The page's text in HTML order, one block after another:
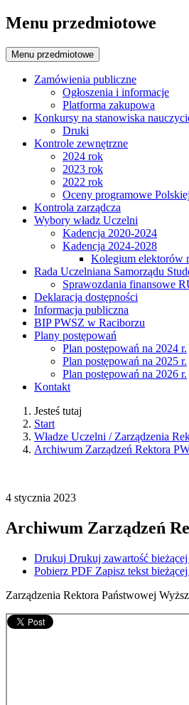
Menu przedmiotowe
Menu przedmiotowe
Zamówienia publiczne
Ogłoszenia i informacje
Platforma zakupowa
Konkursy na stanowiska
Druki
Kontrole zewnętrzne
2024 rok
2023 rok
2022 rok
Oceny programowe
Kontrola zarządcza
Wybory władz Uczelni
Kadencja 2020-2024
Kadencja 2024-2028
Kolegium elektorów
Rada Uczelniana Samorządu
Sprawozdania finansowe
Deklaracja dostępności
Informacja publiczna
BIP PWSZ w Raciborzu
Plany postępowań
Plan postępowań na 2024 r.
Plan postępowań na 2025 r.
Plan postępowań na 2026 r.
Kontakt
Jesteś tutaj
Start
Władze Uczelni / Zarządzenia
Archiwum Zarządzeń Rektora
4 stycznia 2023
Archiwum Zarządzeń
Drukuj Drukuj zawartość
Pobierz PDF Zapisz tekst
Zarządzenia Rektora Państwowej